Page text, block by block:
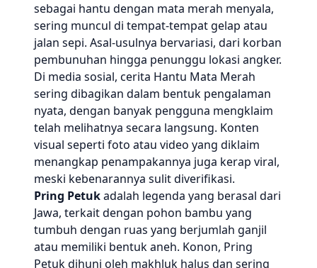
sebagai hantu dengan mata merah menyala,
sering muncul di tempat-tempat gelap atau
jalan sepi. Asal-usulnya bervariasi, dari korban
pembunuhan hingga penunggu lokasi angker.
Di media sosial, cerita Hantu Mata Merah
sering dibagikan dalam bentuk pengalaman
nyata, dengan banyak pengguna mengklaim
telah melihatnya secara langsung. Konten
visual seperti foto atau video yang diklaim
menangkap penampakannya juga kerap viral,
meski kebenarannya sulit diverifikasi.
Pring Petukadalah legenda yang berasal dari
Jawa, terkait dengan pohon bambu yang
tumbuh dengan ruas yang berjumlah ganjil
atau memiliki bentuk aneh. Konon, Pring
Petuk dihuni oleh makhluk halus dan sering